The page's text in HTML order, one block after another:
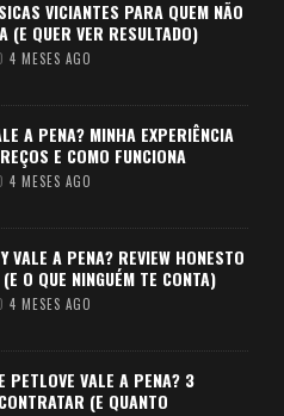
VICIANTES PARA QUEM NÃO
(E QUER VER RESULTADO)
4 MESES AGO
A PENA? MINHA EXPERIÊNCIA
E COMO FUNCIONA
4 MESES AGO
VALE A PENA? REVIEW HONESTO
O QUE NINGUÉM TE CONTA)
4 MESES AGO
PETLOVE VALE A PENA? 3
(E QUANTO